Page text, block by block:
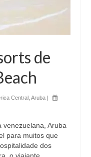
de
Central Aruba |
venezuelana, Aruba
para muitos que
dos